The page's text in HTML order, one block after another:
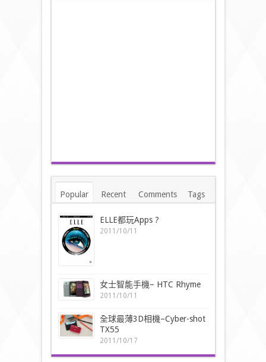
Popular Recent Comments Tags
ELLE都玩Apps ?
2011/10/11
女士智能手機– HTC Rhyme
2011/10/11
全球最薄3D相機–Cyber-shot
TX55
2011/10/17